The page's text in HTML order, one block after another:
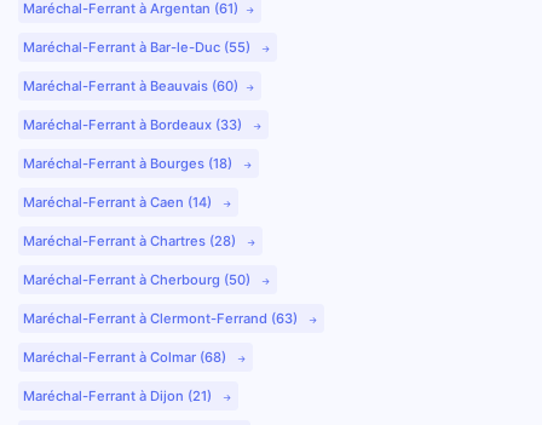
Maréchal-Ferrant à Argentan (61)
Maréchal-Ferrant à Bar-le-Duc (55)
Maréchal-Ferrant à Beauvais (60)
Maréchal-Ferrant à Bordeaux (33)
Maréchal-Ferrant à Bourges (18)
Maréchal-Ferrant à Caen (14)
Maréchal-Ferrant à Chartres (28)
Maréchal-Ferrant à Cherbourg (50)
Maréchal-Ferrant à Clermont-Ferrand (63)
Maréchal-Ferrant à Colmar (68)
Maréchal-Ferrant à Dijon (21)